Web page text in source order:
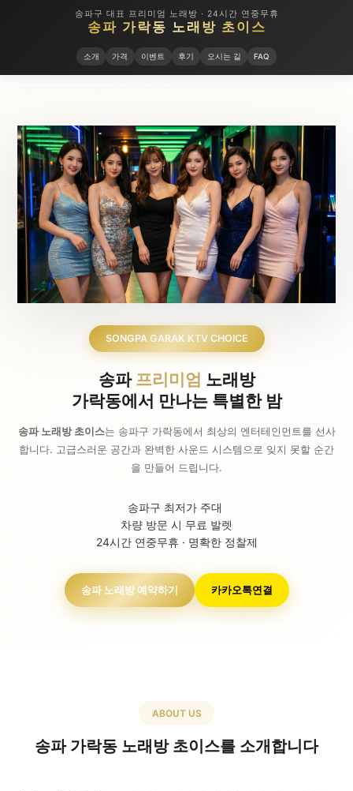
송파구 대표 프리미엄 노래방 · 24시간 연중무휴
송파 가락동 노래방 초이스
소개 가격 이벤트 후기 오시는 길 FAQ
SONGPA GARAK KTV CHOICE
송파 프리미엄 노래방
가락동에서 만나는 특별한 밤
송파 노래방 초이스는 송파구 가락동에서 최상의 엔터테인먼트를 선사
합니다. 고급스러운 공간과 완벽한 사운드 시스템으로 잊지 못할 순간
을 만들어 드립니다.
송파구 최저가 주대
차량 방문 시 무료 발렛
24시간 연중무휴 · 명확한 정찰제
송파 노래방 예약하기 카카오톡연결
ABOUT US
송파 가락동 노래방 초이스를 소개합니다